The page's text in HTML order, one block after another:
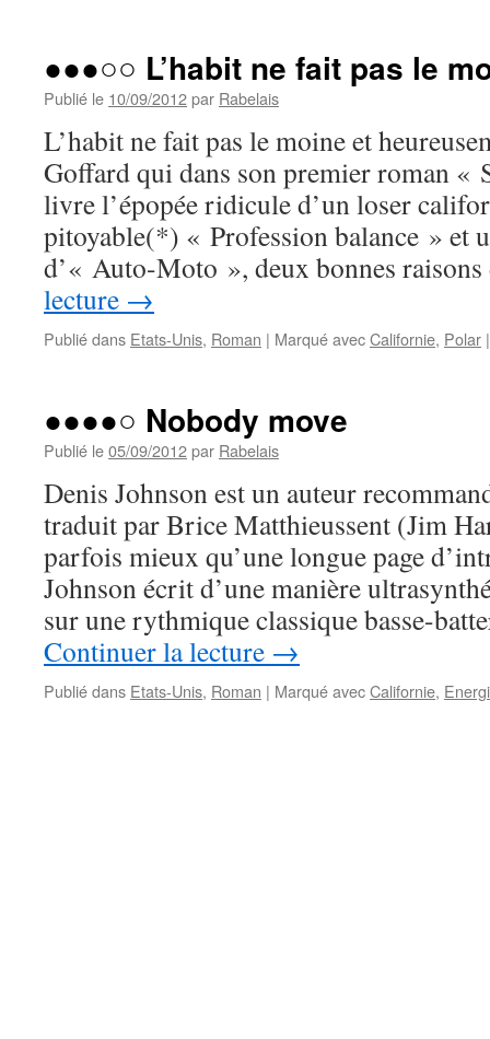
●●●○○ L’habit ne fait pas le
Publié le 10/09/2012par Rabelais
L’habit ne fait pas le moine et
Goffard qui dans son premier roman «
livre l’épopée ridicule d’un loser
pitoyable(*) « Profession balance » et
d’« Auto-Moto », deux bonnes
lecture →
Publié dans Etats-Unis, Roman | Marqué avecCalifornie, Polar |
●●●●○ Nobody move
Publié le05/09/2012par Rabelais
Denis Johnson est un auteur
traduit par Brice Matthieussent (Jim
parfois mieux qu’une longue page
Johnson écrit d’une manière
sur une rythmique classique basse-
Continuer la lecture →
Publié dans Etats-Unis, Roman | Marqué avecCalifornie,